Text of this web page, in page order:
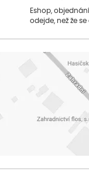
Eshop,
odejde, než že